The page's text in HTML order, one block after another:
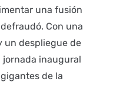
una fusión
Con una
un despliegue de
inaugural
de la